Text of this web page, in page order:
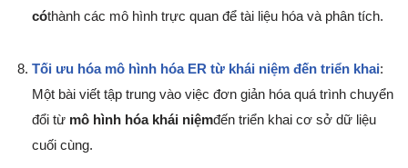
cóthành các mô hình trực quan để tài liệu hóa và phân tích.
Tối ưu hóa mô hình hóa ER từ khái niệm đến triển khai:
Một bài viết tập trung vào việc đơn giản hóa quá trình chuyển
đổi từ mô hình hóa khái niệmđến triển khai cơ sở dữ liệu
cuối cùng.